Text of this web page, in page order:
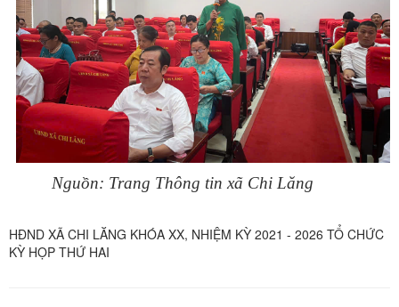
Nguồn: Trang Thông tin xã Chi Lăng
HĐND XÃ CHI LĂNG KHÓA XX, NHIỆM KỲ 2021 - 2026 TỔ CHỨC
KỲ HỌP THỨ HAI